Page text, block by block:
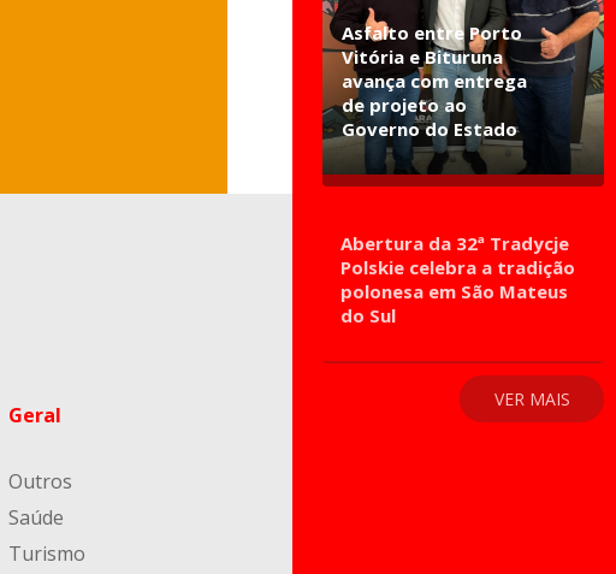
Geral
Outros
Saúde
Turismo
Asfalto entre Porto
Vitória e Bituruna
avança com entrega
de projeto ao
Governo do Estado
Abertura da 32ª Tradycje
Polskie celebra a tradição
polonesa em São Mateus
do Sul
VER MAIS